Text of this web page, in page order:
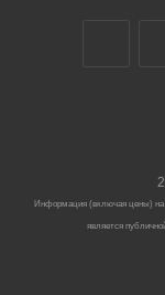
Информация (включая цены) на
является